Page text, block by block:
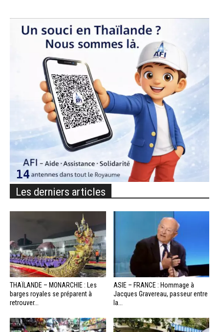
Les derniers articles
THAÏLANDE – MONARCHIE : Les
barges royales se préparent à
retrouver...
ASIE – FRANCE : Hommage à
Jacques Gravereau, passeur entre
la...